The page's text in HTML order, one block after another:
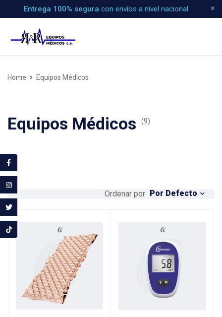
Entrega 100% segura con envíos a nivel nacional
Home Equipos Médicos
Equipos Médicos (9)
Ordenar por Por Defecto